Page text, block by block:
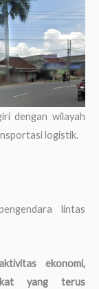
dengan wilayah
logistik.
lintas
ekonomi,
yang terus